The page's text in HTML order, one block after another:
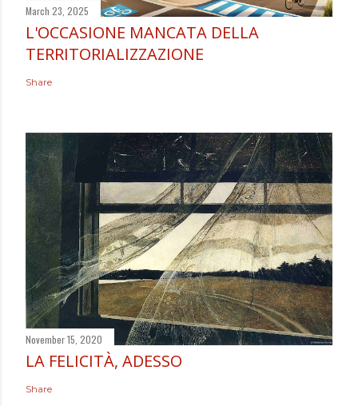
March 23, 2025
L'OCCASIONE MANCATA DELLA
TERRITORIALIZZAZIONE
Share
November 15, 2020
LA FELICITÀ, ADESSO
Share